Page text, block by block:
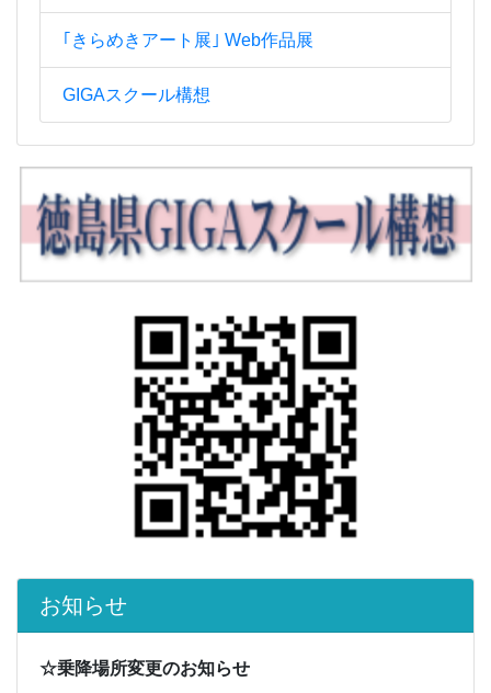
｢きらめきアート展｣ Web作品展
GIGAスクール構想
お知らせ
☆乗降場所変更のお知らせ